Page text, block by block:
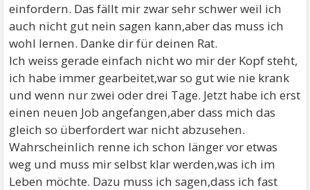
einfordern. Das fällt mir zwar sehr schwer weil ich
auch nicht gut nein sagen kann,aber das muss ich
wohl lernen. Danke dir für deinen Rat.
Ich weiss gerade einfach nicht wo mir der Kopf steht,
ich habe immer gearbeitet,war so gut wie nie krank
und wenn nur zwei oder drei Tage. Jetzt habe ich erst
einen neuen Job angefangen,aber dass mich das
gleich so überfordert war nicht abzusehen.
Wahrscheinlich renne ich schon länger vor etwas
weg und muss mir selbst klar werden,was ich im
Leben möchte. Dazu muss ich sagen,dass ich fast